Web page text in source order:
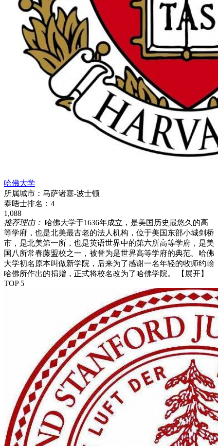
哈佛大学
所属城市： 马萨诸塞-波士顿
泰晤士排名： 4
1,088
推荐理由： 哈佛大学于1636年成立，是美国历史最悠久的高
等学府，也是北美最古老的法人机构，位于美国东部小城剑桥
市，是北美第一所，也是英语世界中的第六所高等学府，是美
国八所常春藤盟校之一，被誉为是世界高等学府的典范。哈佛
大学初名原本叫做新学院，后来为了感谢一名年轻的牧师约翰
哈佛所作出的捐赠，正式将校名改为了哈佛学院。
【展开】
TOP 5